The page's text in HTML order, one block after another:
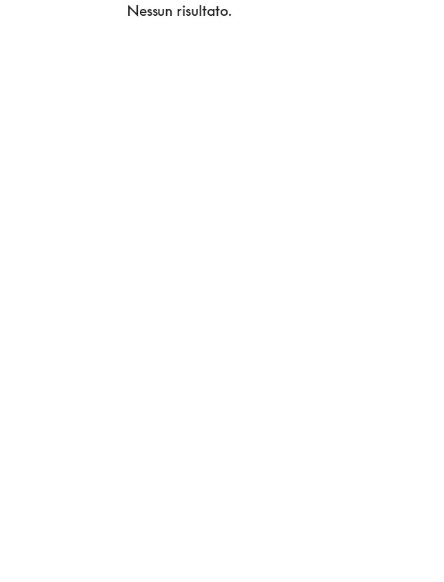
Nessun risultato.